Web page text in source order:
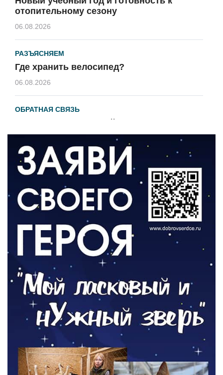
отопительному сезону
06.08.2026
РАЗЪЯСНЯЕМ
Где хранить велосипед?
06.08.2026
ОБРАТНАЯ СВЯЗЬ
Администрация онлайн
ВЛАСТЬ
День памяти и «Симфония народов»
06.08.2026
Новый настил на экотропе
05.08.2026